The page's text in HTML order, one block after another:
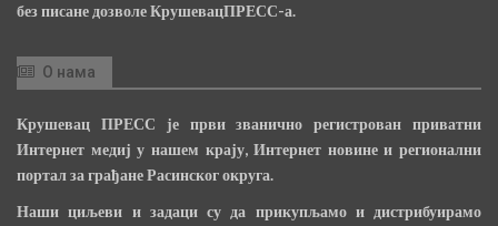
без писане дозволе КрушевацПРЕСС-а.
О нама
Крушевац ПРЕСС је први званично регистрован приватни
Интернет медиј у нашем крају, Интернет новине и регионални
портал за грађане Расинског округа.
Наши циљеви и задаци су да прикупљамо и дистрибуирамо